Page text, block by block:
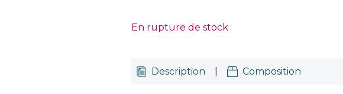
En rupture de stock
Description Composition